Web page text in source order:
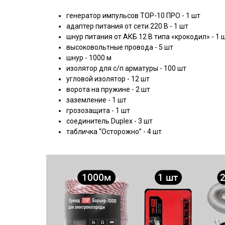
генератор импульсов ТОР-10 ПРО - 1 шт
адаптер питания от сети 220 В - 1 шт
шнур питания от АКБ 12 В типа «крокодил» - 1
высоковольтные провода - 5 шт
шнур - 1000 м
изолятор для с/п арматуры - 100 шт
угловой изолятор - 12 шт
ворота на пружине - 2 шт
заземление - 1 шт
грозозащита - 1 шт
соединитель Duplex - 3 шт
табличка “Осторожно” - 4 шт